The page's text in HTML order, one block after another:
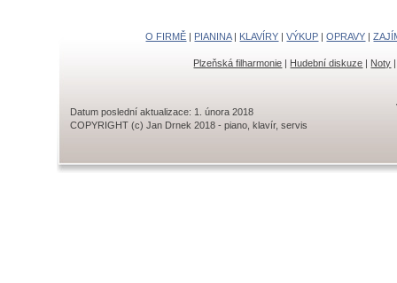
O FIRMĚ | PIANINA| KLAVÍRY |VÝKUP |OPRAVY |
Plzeňská filharmonie | Hudební diskuze | Noty
Datum poslední aktualizace: 1. února 2018
COPYRIGHT (c) Jan Drnek 2018 - piano, klavír, servis